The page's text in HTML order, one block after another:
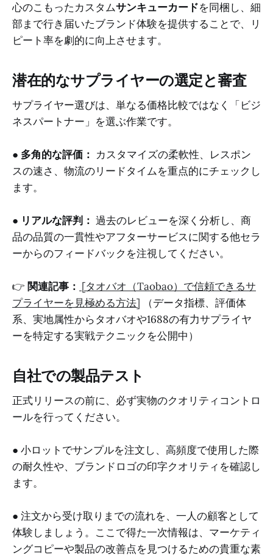
心のこもったカスタムサンキューカードを同梱し、細
部まで行き届いたブランド体験を提供することで、リ
ピート率を劇的に向上させます。
潜在的なサプライヤーの選定と審査
サプライヤー選びは、単なる価格比較ではなく「ビジ
ネスパートナー」を選ぶ作業です。
● 多角的な評価： カスタマイズの柔軟性、レスポン
スの速さ、物流のリードタイムを重点的にチェックし
ます。
● リアルな評判： 過去のレビューを深く分析し、商
品の品質の一貫性やアフターサービスに関する他セラ
ーからのフィードバックを注視してください。
👉 関連記事： [タオバオ（Taobao）で信頼できるサ
プライヤーを見極める方法] （データ指標、評価体
系、実地属性からタオバオや1688の有力サプライヤ
ーを特定する実戦テクニックを公開中）
自社での製品テスト
正式リリースの前に、必ず実物のクオリティコントロ
ールを行ってください。
● 小ロットでサンプルを注文し、高頻度で使用した際
の耐久性や、ブランドロゴの印字クオリティを確認し
ます。
● 注文から受け取りまでの流れを、一人の顧客として
体験しましょう。ここで得た一次情報は、マーケティ
ングコピーや製品の改善点を見つけるための貴重な素